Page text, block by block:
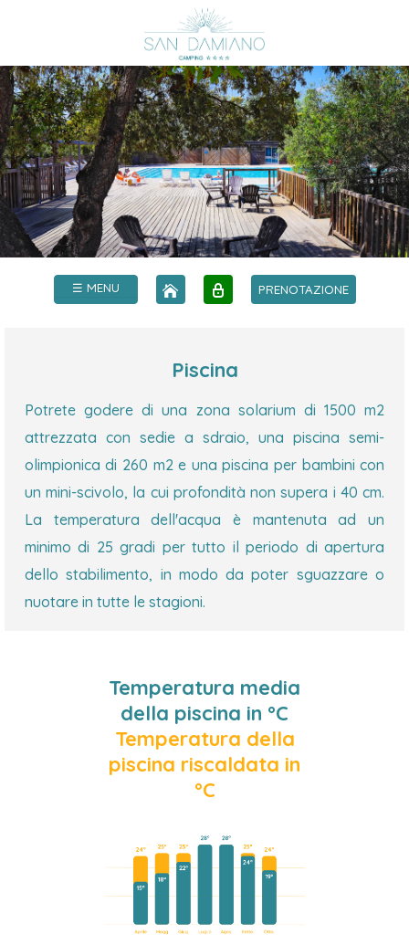
☰ MENU PRENOTAZIONE
Piscina
Potrete godere di una zona solarium di 1500 m2
attrezzata con sedie a sdraio, una piscina semi-
olimpionica di 260 m2 e una piscina per bambini con
un mini-scivolo, la cui profondità non supera i 40 cm.
La temperatura dell'acqua è mantenuta ad un
minimo di 25 gradi per tutto il periodo di apertura
dello stabilimento, in modo da poter sguazzare o
nuotare in tutte le stagioni.
Temperatura media
della piscina in °C
Temperatura della
piscina riscaldata in
°C